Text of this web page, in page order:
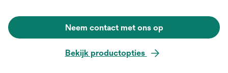
Neem contact met ons op
Bekijk productopties